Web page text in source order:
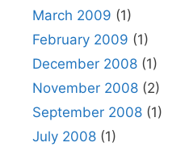
March 2009 (1)
February 2009 (1)
December 2008 (1)
November 2008 (2)
September 2008 (1)
July 2008 (1)